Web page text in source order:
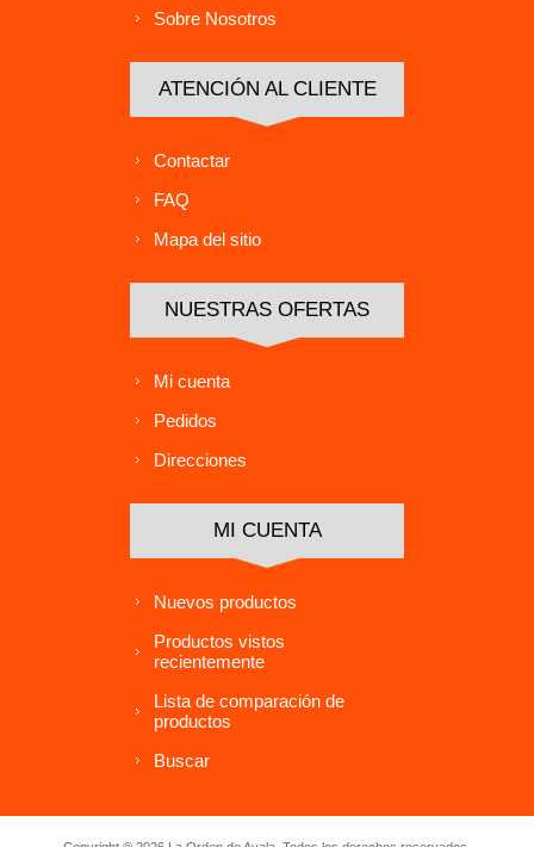
Sobre Nosotros
ATENCIÓN AL CLIENTE
Contactar
FAQ
Mapa del sitio
NUESTRAS OFERTAS
Mi cuenta
Pedidos
Direcciones
MI CUENTA
Nuevos productos
Productos vistos
recientemente
Lista de comparación de
productos
Buscar